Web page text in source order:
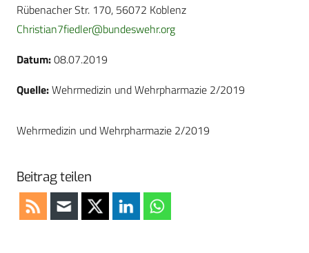
Rübenacher Str. 170, 56072 Koblenz
Christian7fiedler@bundeswehr.org
Datum:08.07.2019
Quelle:Wehrmedizin und Wehrpharmazie 2/2019
Wehrmedizin und Wehrpharmazie 2/2019
Beitrag teilen